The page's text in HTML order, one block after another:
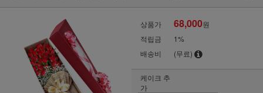
상품가 68,000원
적립금
1%
배송비
(무료)
케이크 추
가